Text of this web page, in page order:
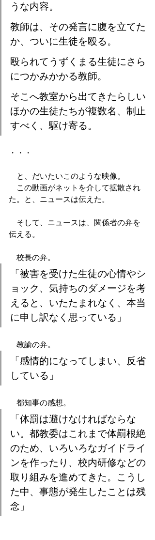
うな内容。
教師は、その発言に腹を立てた
か、ついに生徒を殴る。
殴られてうずくまる生徒にさら
につかみかかる教師。
そこへ教室から出てきたらしい
ほかの生徒たちが複数名、制止
すべく、駆け寄る。
・・・
と、だいたいこのような映像。
この動画がネットを介して拡散され
た。と、ニュースは伝えた。
そして、ニュースは、関係者の弁を
伝える。
校長の弁。
「被害を受けた生徒の心情やシ
ョック、気持ちのダメージを考
えると、いたたまれなく、本当
に申し訳なく思っている」
教諭の弁。
「感情的になってしまい、反省
している」
都知事の感想。
「体罰は避けなければならな
い。都教委はこれまで体罰根絶
のため、いろいろなガイドライ
ンを作ったり、校内研修などの
取り組みを進めてきた。こうし
た中、事態が発生したことは残
念」